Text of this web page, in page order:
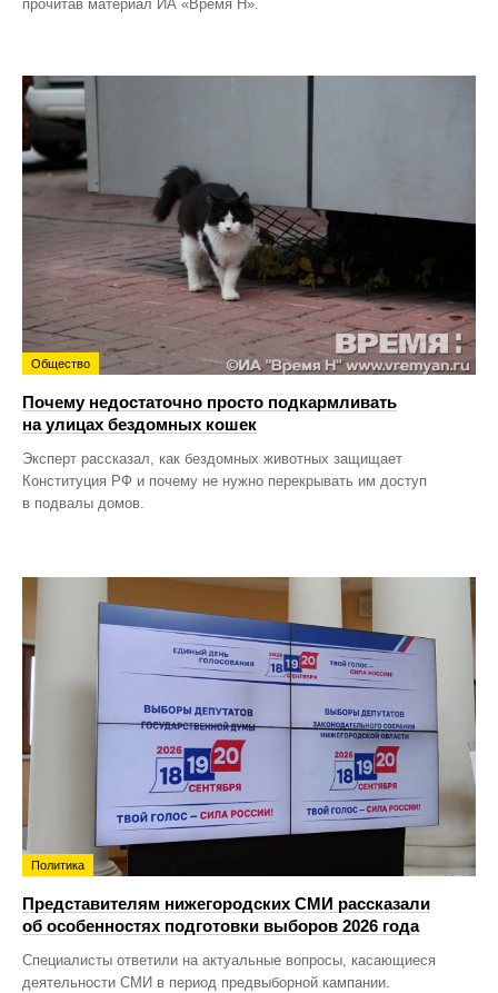
прочитав материал ИА «Время Н».
Общество
Почему недостаточно просто подкармливать
на улицах бездомных кошек
Эксперт рассказал, как бездомных животных защищает
Конституция РФ и почему не нужно перекрывать им доступ
в подвалы домов.
Политика
Представителям нижегородских СМИ рассказали
об особенностях подготовки выборов 2026 года
Специалисты ответили на актуальные вопросы, касающиеся
деятельности СМИ в период предвыборной кампании.